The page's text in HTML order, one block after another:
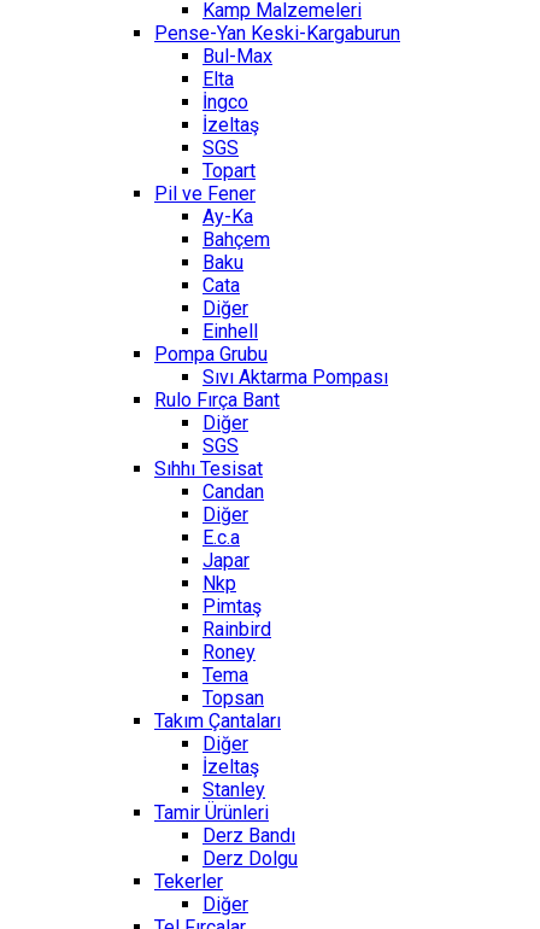
Kamp Malzemeleri
Pense-Yan Keski-Kargaburun
Bul-Max
Elta
İngco
İzeltaş
SGS
Topart
Pil ve Fener
Ay-Ka
Bahçem
Baku
Cata
Diğer
Einhell
Pompa Grubu
Sıvı Aktarma Pompası
Rulo Fırça Bant
Diğer
SGS
Sıhhı Tesisat
Candan
Diğer
E.c.a
Japar
Nkp
Pimtaş
Rainbird
Roney
Tema
Topsan
Takım Çantaları
Diğer
İzeltaş
Stanley
Tamir Ürünleri
Derz Bandı
Derz Dolgu
Tekerler
Diğer